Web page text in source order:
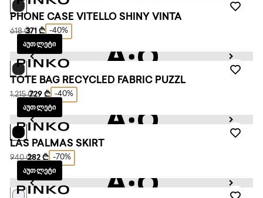
PHONE CASE VITELLO SHINY VINTA
618 ₾371 ₾ -40%
ᲐᲣᲗᲚᲔᲢᲘ
TOTE BAG RECYCLED FABRIC PUZZL
1,215 ₾729 ₾ -40%
ᲐᲣᲗᲚᲔᲢᲘ
LAS PALMAS SKIRT
940 ₾282 ₾ -70%
ᲐᲣᲗᲚᲔᲢᲘ